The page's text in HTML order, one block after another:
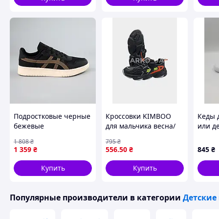
чорні бежеві
Подростковые черные
бежевые
спортивные детские
кеды Toyvoo Кросівки
підліткові чорні
бежеві демісезонні
1 359 ₴
1 808₴
Купить
Кроссовки KIMBOO
для мальчика весна/
экокожа/флис черный/
оранж 34(р)
556.50 ₴
795₴
Купить
Кеды
или
845 ₴
Популярные производители в категории